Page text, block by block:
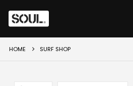
HOME SURF SHOP